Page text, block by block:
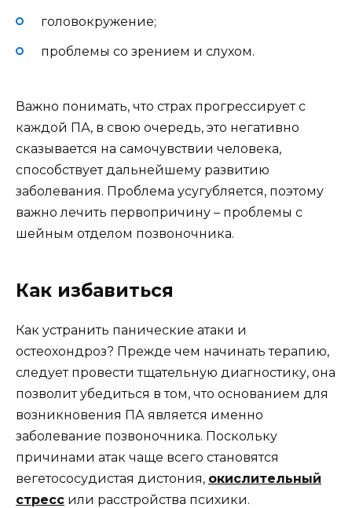
головокружение;
проблемы со зрением и слухом.
Важно понимать, что страх прогрессирует с
каждой ПА, в свою очередь, это негативно
сказывается на самочувствии человека,
способствует дальнейшему развитию
заболевания. Проблема усугубляется, поэтому
важно лечить первопричину – проблемы с
шейным отделом позвоночника.
Как избавиться
Как устранить панические атаки и
остеохондроз? Прежде чем начинать терапию,
следует провести тщательную диагностику, она
позволит убедиться в том, что основанием для
возникновения ПА является именно
заболевание позвоночника. Поскольку
причинами атак чаще всего становятся
вегетососудистая дистония, окислительный
стресс или расстройства психики.